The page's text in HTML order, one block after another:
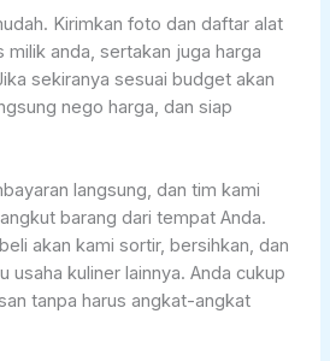
Kirimkan foto dan daftar alat
anda, sertakan juga harga
sekiranya sesuai budget akan
nego harga, dan siap
langsung, dan tim kami
barang dari tempat Anda.
akan kami sortir, bersihkan, dan
usaha kuliner lainnya. Anda cukup
tanpa harus angkat-angkat